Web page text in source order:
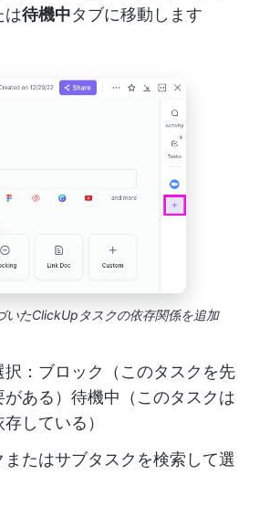
は待機中タブに移動します
いたClickUpタスクの依存関係を追加
択：ブロック（このタスクを先
がある）待機中（このタスクは
している）
またはサブタスクを検索して選